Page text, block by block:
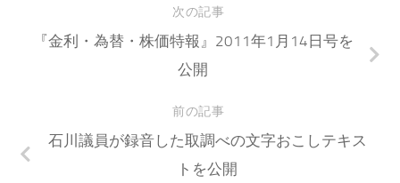
次の記事
『金利・為替・株価特報』2011年1月14日号を
公開
前の記事
石川議員が録音した取調べの文字おこしテキス
トを公開